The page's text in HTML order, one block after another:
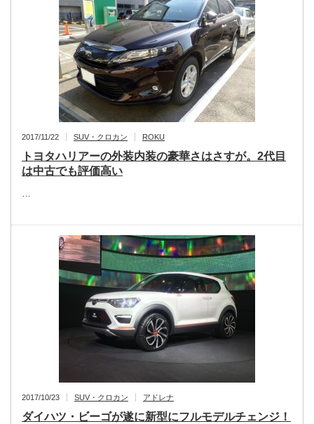
2017/11/22 SUV・クロカン ROKU
トヨタハリアーの外装内装の豪華さはさすが。2代目
は中古でも評価高い
2017/10/23 SUV・クロカン アドレナ
ダイハツ・ビーゴが遂に新型にフルモデルチェンジ！